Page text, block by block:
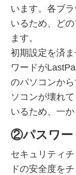
います。各ブ
いるため、ど
ます。
初期設定を済
ワードが
のパソコンか
ソコンが壊れ
いるため、一
②パスワー
セキュリティ
ドの安全度を